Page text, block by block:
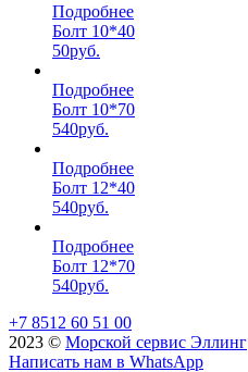
Подробнее
Болт 10*40
50руб.
Подробнее
Болт 10*70
540руб.
Подробнее
Болт 12*40
540руб.
Подробнее
Болт 12*70
540руб.
+7 8512 60 51 00
2023 ©️ Морской сервис Эллинг
Написать нам в WhatsApp